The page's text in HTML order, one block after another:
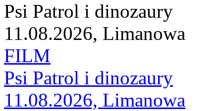
Psi Patrol i dinozaury
11.08.2026, Limanowa
FILM
Psi Patrol i dinozaury
11.08.2026, Limanowa